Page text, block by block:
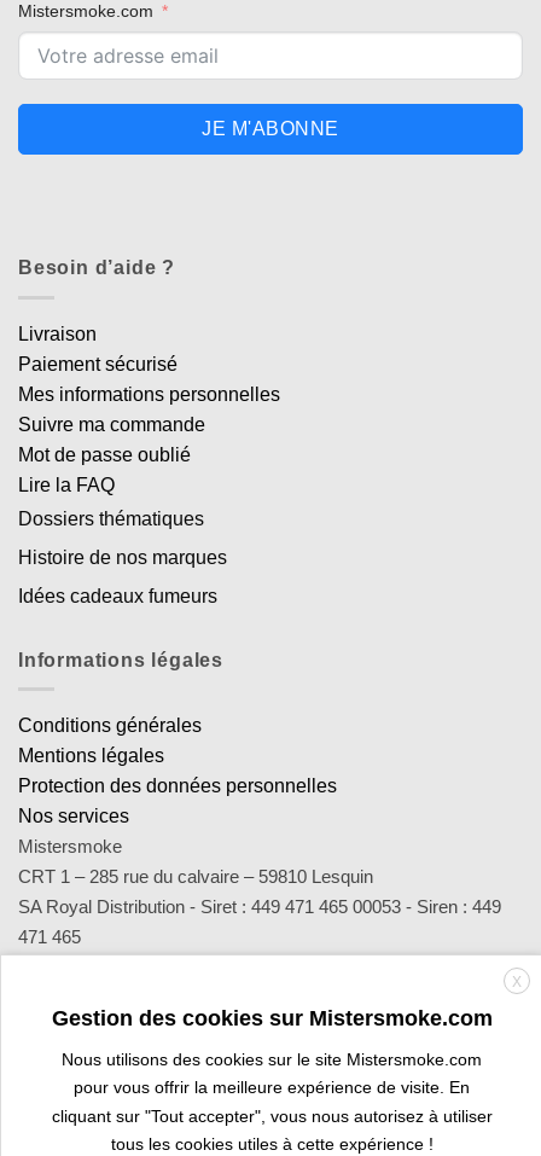
Mistersmoke.com
JE M'ABONNE
Besoin d’aide ?
Livraison
Paiement sécurisé
Mes informations personnelles
Suivre ma commande
Mot de passe oublié
Lire la FAQ
Dossiers thématiques
Histoire de nos marques
Idées cadeaux fumeurs
Informations légales
Conditions générales
Mentions légales
Protection des données personnelles
Nos services
Mistersmoke
CRT 1 – 285 rue du calvaire – 59810 Lesquin
SA Royal Distribution - Siret : 449 471 465 00053 - Siren : 449
471 465
sav@mistersmoke.com ou par téléphone au 03 20 90 56 55 du
lundi au vendredi de 9h à 17h.
Credit
Card
MasterCard
Apple
Pay
Bank
Transfer
Visa
Visa
Electron
X
Gestion des cookies sur Mistersmoke.com
Nous utilisons des cookies sur le site Mistersmoke.com
pour vous offrir la meilleure expérience de visite. En
cliquant sur "Tout accepter", vous nous autorisez à utiliser
tous les cookies utiles à cette expérience !